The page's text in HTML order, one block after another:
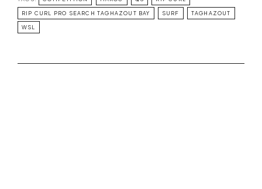
RIP CURL PRO SEARCH TAGHAZOUT BAY SURF TAGHAZOUT
WSL